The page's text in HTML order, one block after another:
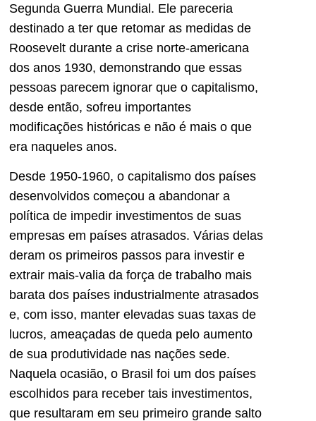
Segunda Guerra Mundial. Ele pareceria
destinado a ter que retomar as medidas de
Roosevelt durante a crise norte-americana
dos anos 1930, demonstrando que essas
pessoas parecem ignorar que o capitalismo,
desde então, sofreu importantes
modificações históricas e não é mais o que
era naqueles anos.
Desde 1950-1960, o capitalismo dos países
desenvolvidos começou a abandonar a
política de impedir investimentos de suas
empresas em países atrasados. Várias delas
deram os primeiros passos para investir e
extrair mais-valia da força de trabalho mais
barata dos países industrialmente atrasados
e, com isso, manter elevadas suas taxas de
lucros, ameaçadas de queda pelo aumento
de sua produtividade nas nações sede.
Naquela ocasião, o Brasil foi um dos países
escolhidos para receber tais investimentos,
que resultaram em seu primeiro grande salto